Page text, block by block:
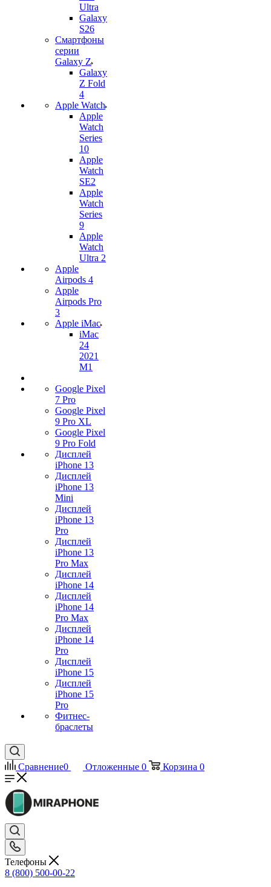
Ultra
Galaxy
S26
Смартфоны
серии
Galaxy Z
Galaxy
Z Fold
4
Apple Watch
Apple
Watch
Series
10
Apple
Watch
SE2
Apple
Watch
Series
9
Apple
Watch
Ultra 2
Apple
Airpods 4
Apple
Airpods Pro
3
Apple iMac
iMac
24
2021
M1
Google Pixel
7 Pro
Google Pixel
9 Pro XL
Google Pixel
9 Pro Fold
Дисплей
iPhone 13
Дисплей
iPhone 13
Mini
Дисплей
iPhone 13
Pro
Дисплей
iPhone 13
Pro Max
Дисплей
iPhone 14
Дисплей
iPhone 14
Pro Max
Дисплей
iPhone 14
Pro
Дисплей
iPhone 15
Дисплей
iPhone 15
Pro
Фитнес-
браслеты
Сравнение0 Отложенные 0 Корзина 0
Телефоны
8 (800) 500-00-22